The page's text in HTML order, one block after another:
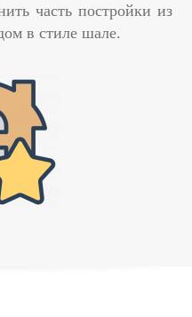
часть постройки из
в стиле шале.